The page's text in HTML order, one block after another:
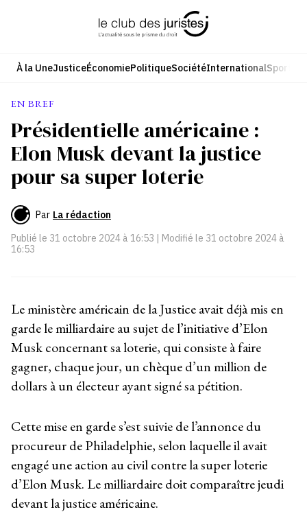
À la UneJusticeÉconomiePolitiqueSociétéInternationalSport
EN BREF
Présidentielle américaine :
Elon Musk devant la justice
pour sa super loterie
Par La rédaction
Publié le 31 octobre 2024 à 16:53 | Modifié le 31 octobre 2024 à
16:53
Le ministère américain de la Justice avait déjà mis en
garde le milliardaire au sujet de l’initiative d’Elon
Musk concernant sa loterie, qui consiste à faire
gagner, chaque jour, un chèque d’un million de
dollars à un électeur ayant signé sa pétition.
Cette mise en garde s’est suivie de l’annonce du
procureur de Philadelphie, selon laquelle il avait
engagé une action au civil contre la super loterie
d’Elon Musk. Le milliardaire doit comparaître jeudi
devant la justice américaine.